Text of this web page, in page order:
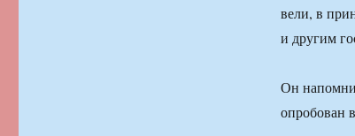
вели, в
и другим
Он
опробован